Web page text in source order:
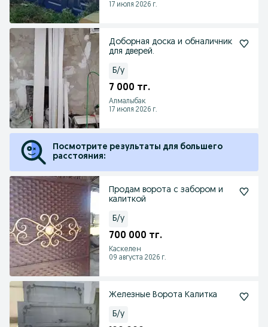
17 июля 2026 г.
Доборная доска и обналичник
для дверей.
Б/у
7 000 тг.
Алмалыбак
17 июля 2026 г.
Посмотрите результаты для большего
расстояния:
Продам ворота с забором и
калиткой
Б/у
700 000 тг.
Каскелен
09 августа 2026 г.
Железные Ворота Калитка
Б/у